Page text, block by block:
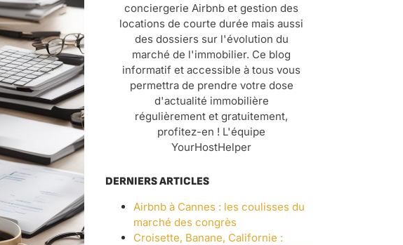
conciergerie Airbnb et gestion des
locations de courte durée mais aussi
des dossiers sur l'évolution du
marché de l'immobilier. Ce blog
informatif et accessible à tous vous
permettra de prendre votre dose
d'actualité immobilière
régulièrement et gratuitement,
profitez-en ! L'équipe
YourHostHelper
DERNIERS ARTICLES
Airbnb à Cannes : les coulisses du
marché des congrès
Croisette, Banane, Californie :